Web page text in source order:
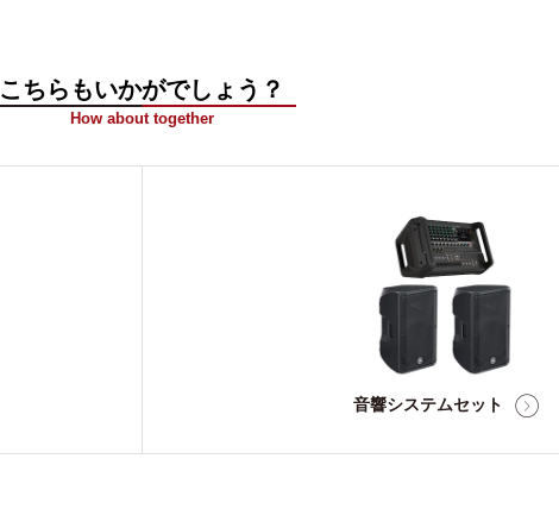
こちらもいかがでしょう？
How about together
音響システムセット